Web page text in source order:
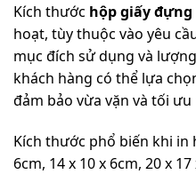
Kích thước hộp giấy
hoạt, tùy thuộc vào yêu
mục đích sử dụng và
khách hàng có thể lựa
đảm bảo vừa vặn và tối
Kích thước phổ biến khi in
6cm, 14 x 10 x 6cm, 20 x